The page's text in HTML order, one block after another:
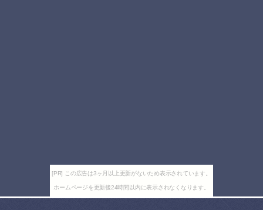
[PR] この広告は3ヶ月以上更新がないため表示されています。
ホームページを更新後24時間以内に表示されなくなります。